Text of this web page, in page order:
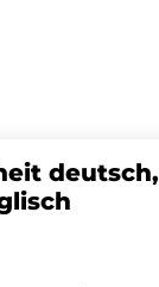
deutsch,